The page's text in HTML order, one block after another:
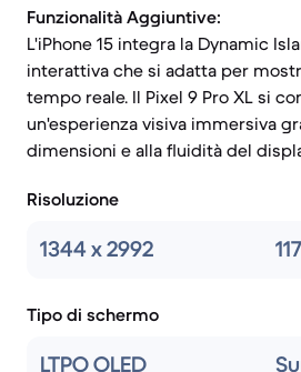
Funzionalità Aggiuntive:
L'iPhone 15 integra la Dynamic
interattiva che si adatta per
tempo reale. Il Pixel 9 Pro XL si
un'esperienza visiva immersiva
dimensioni e alla fluidità del
Risoluzione
1344 x 2992
Tipo di schermo
LTPO OLED